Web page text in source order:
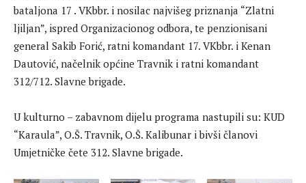
bataljona 17 . VKbbr. i nosilac najvišeg priznanja “Zlatni
ljiljan”, ispred Organizacionog odbora, te penzionisani
general Sakib Forić, ratni komandant 17. VKbbr. i Kenan
Dautović, načelnik općine Travnik i ratni komandant
312/712. Slavne brigade.
U kulturno – zabavnom dijelu programa nastupili su: KUD
“Karaula”, O.Š. Travnik, O.Š. Kalibunar i bivši članovi
Umjetničke čete 312. Slavne brigade.